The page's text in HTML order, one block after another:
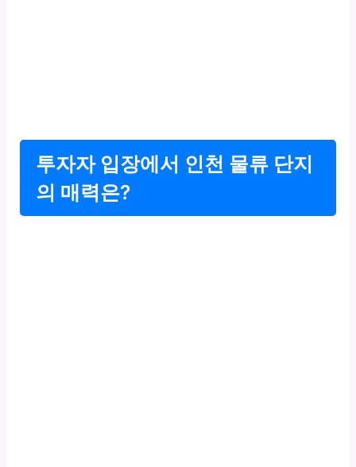
투자자 입장에서 인천 물류 단지
의 매력은?